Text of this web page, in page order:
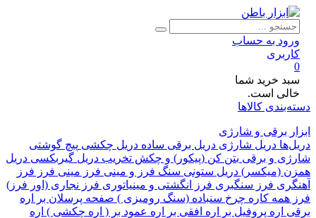
به حساب
خرید شما
است.
کالاها
برقی و شارژی
دریل شارژیدریل برقی ساده دریل چکشیپیچ گوشتی
و برقی بتن کن (پیکور) و چکش تخریبدریل گیربکسیدریل
(میکسر)دریل ستونیسنگ فرز و مینی فرز مینی فرز فرز
فرز سنگبریفرز انگشتی و مینیاتوریفرز نجاری (اور فرز)
کاره چرخ سنباده (سنگ رومیزی )صفحه پرسلان براره
اره پروفیل براره افقی براره عمود بر ( اره چکشی )اره